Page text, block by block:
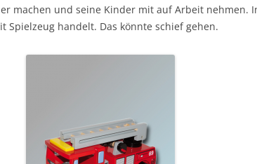
machen und seine Kinder mit auf Arbeit nehmen.
Spielzeug handelt. Das könnte schief gehen.